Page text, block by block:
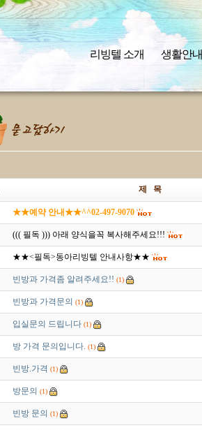
리빙텔 소개 생활안내
제 목
★★예약 안내★★^^02-497-9070
((( 필독 ))) 아래 양식을꼭 복사해주세요!!!
★★<필독>동아리빙텔 안내사항★★
빈방과 가격좀 알려주세요!! (1)
빈방과 가격문의 (1)
입실문의 드립니다 (1)
방 가격 문의입니다. (1)
빈방.가격 (1)
방문의 (1)
빈방 문의 (1)